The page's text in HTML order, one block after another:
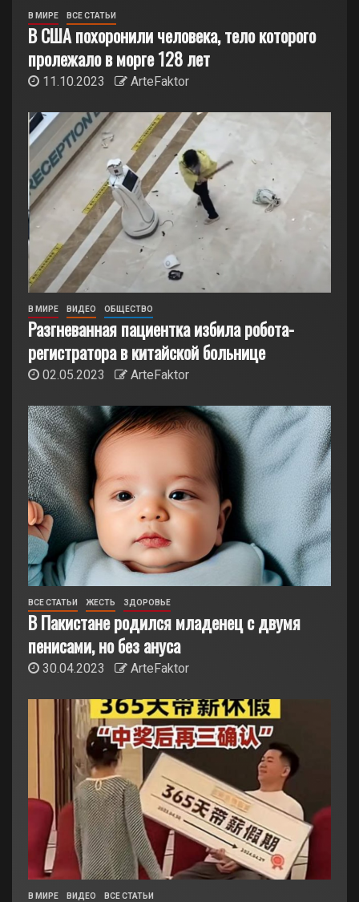
В МИРЕ ВСЕ СТАТЬИ
В США похоронили человека, тело которого
пролежало в морге 128 лет
11.10.2023 ArteFaktor
В МИРЕ ВИДЕО ОБЩЕСТВО
Разгневанная пациентка избила робота-
регистратора в китайской больнице
02.05.2023 ArteFaktor
ВСЕ СТАТЬИ ЖЕСТЬ ЗДОРОВЬЕ
В Пакистане родился младенец с двумя
пенисами, но без ануса
30.04.2023 ArteFaktor
В МИРЕ ВИДЕО ВСЕ СТАТЬИ